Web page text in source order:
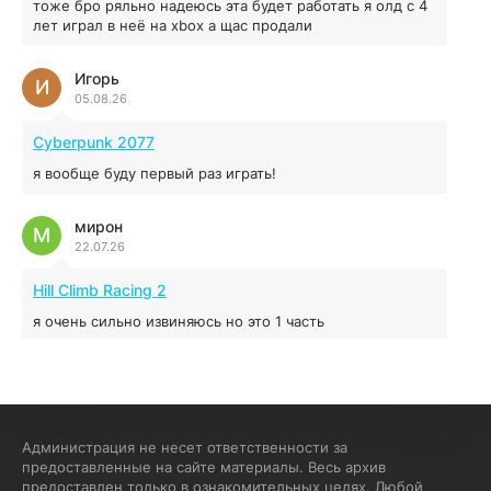
04.12.2025
Red Chaos - The Strict Order
04.12.2025
16.95 ГБ
04.12.2025
тоже бро ряльно надеюсь эта будет работать я олд с 4
лет играл в неё на xbox а щас продали
Игорь
05.08.26
И
Cyberpunk 2077
я вообще буду первый раз играть!
мирон
22.07.26
М
Hill Climb Racing 2
я очень сильно извиняюсь но это 1 часть
если эта для пс а не для пк какого лешего вы пишите
Администрация не несет ответственности за
предоставленные на сайте материалы. Весь архив
предоставлен только в ознакомительных целях. Любой